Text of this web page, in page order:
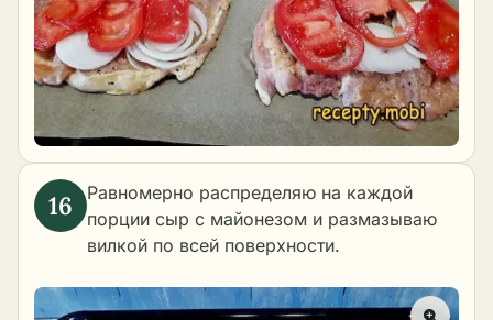
Равномерно распределяю на каждой
порции сыр с майонезом и размазываю
вилкой по всей поверхности.